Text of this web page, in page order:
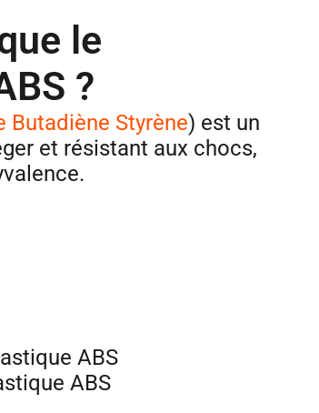
le
?
Butadiène Styrène) est un
et résistant aux chocs,
ABS